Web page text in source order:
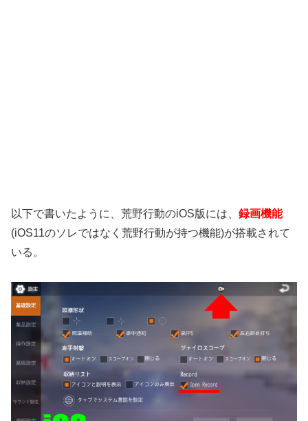
以下で書いたように、荒野行動のiOS版には、 録画機能
(iOS11のソレではなく荒野行動が持つ機能)が搭載されて
いる。